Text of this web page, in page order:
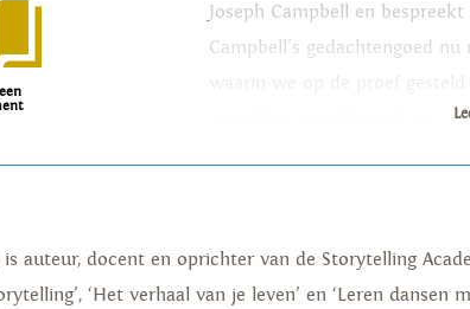
Joseph Campbell en
Campbell's gedachtengoed
onszelf en tegelijkertijd van
auteur, docent en oprichter van de Storytelling
‘Het verhaal van je leven’ en ‘Leren dansen